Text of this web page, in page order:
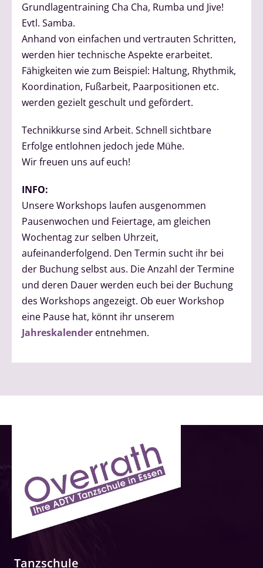
Grundlagentraining Cha Cha, Rumba und Jive!
Evtl. Samba.
Anhand von einfachen und vertrauten Schritten,
werden hier technische Aspekte erarbeitet.
Fähigkeiten wie zum Beispiel: Haltung, Rhythmik,
Koordination, Fußarbeit, Paarpositionen etc.
werden gezielt geschult und gefördert.
Technikkurse sind Arbeit. Schnell sichtbare
Erfolge entlohnen jedoch jede Mühe.
Wir freuen uns auf euch!
INFO:
Unsere Workshops laufen ausgenommen
Pausenwochen und Feiertage, am gleichen
Wochentag zur selben Uhrzeit,
aufeinanderfolgend. Den Termin sucht ihr bei
der Buchung selbst aus. Die Anzahl der Termine
und deren Dauer werden euch bei der Buchung
des Workshops angezeigt. Ob euer Workshop
eine Pause hat, könnt ihr unserem
Jahreskalender entnehmen.
Tanzschule